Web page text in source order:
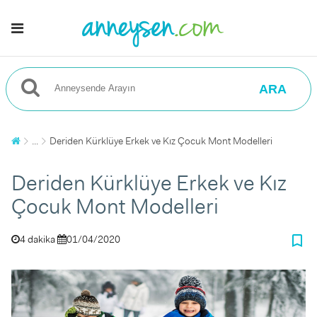
ARA
... Deriden Kürklüye Erkek ve Kız Çocuk Mont Modelleri
Deriden Kürklüye Erkek ve Kız
Çocuk Mont Modelleri
4 dakika 01/04/2020 bookmark_border